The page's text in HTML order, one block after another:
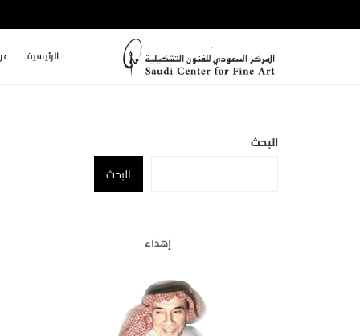
الرئيسية
البحث
البحث
إهداء